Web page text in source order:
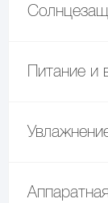
Питание и